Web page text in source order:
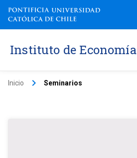
Instituto de Economía
Inicio keyboard_arrow_right Seminarios